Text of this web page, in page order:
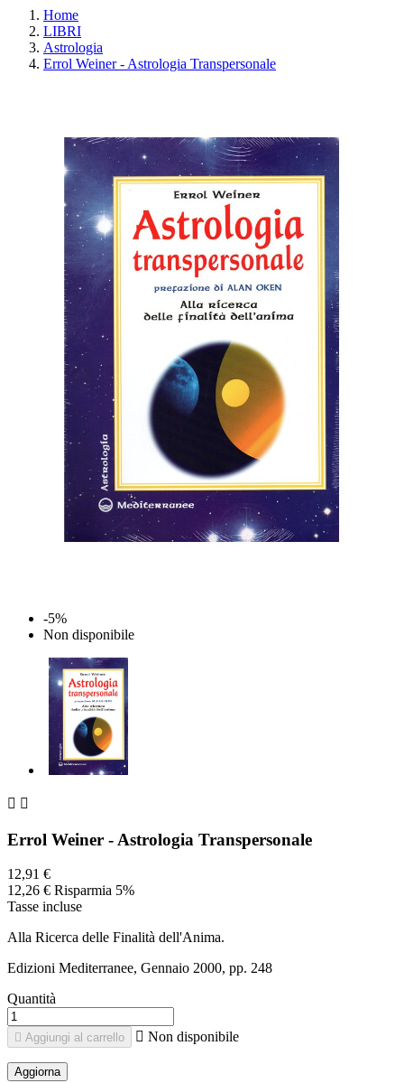
Home
LIBRI
Astrologia
Errol Weiner - Astrologia Transpersonale
-5%
Non disponibile
 
Errol Weiner - Astrologia Transpersonale
12,91 €
12,26 € Risparmia 5%
Tasse incluse
Alla Ricerca delle Finalità dell'Anima.
Edizioni Mediterranee, Gennaio 2000, pp. 248
Quantità
 Aggiungi al carrello  Non disponibile